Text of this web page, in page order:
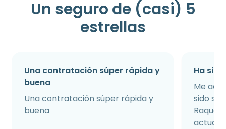
Un seguro de (casi) 5
estrellas
Una contratación súper rápida y
buena
Una contratación súper rápida y
buena
Ha
Me
sido
Raquel